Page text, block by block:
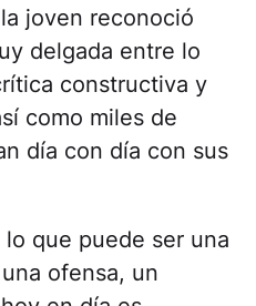
joven reconoció
delgada entre lo
constructiva y
como miles de
día con día con sus
que puede ser una
ofensa, un